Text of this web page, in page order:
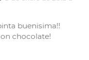
buenisima!!
chocolate!